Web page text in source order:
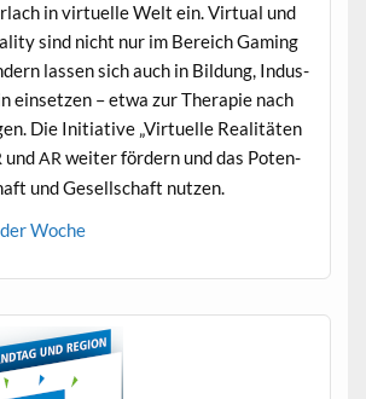
in virtuelle Welt ein. Vir­tu­al und
sind nicht nur im Bere­ich Gam­ing
lassen sich auch in Bil­dung, Indus­
ein­set­zen – etwa zur Ther­a­pie nach
Die Ini­tia­tive „Virtuelle Real­itäten
undAR weit­er fördern und das Poten­
und Gesellschaft nutzen.
Woche